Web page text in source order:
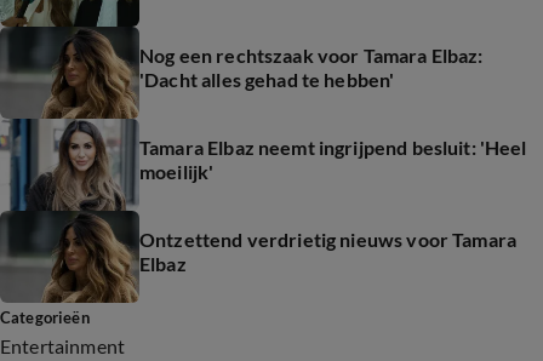
Nog een rechtszaak voor Tamara Elbaz:
'Dacht alles gehad te hebben'
Tamara Elbaz neemt ingrijpend besluit: 'Heel
moeilijk'
Ontzettend verdrietig nieuws voor Tamara
Elbaz
Categorieën
Entertainment